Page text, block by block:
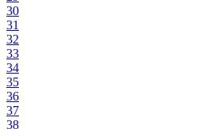
30
31
32
33
34
35
36
37
38